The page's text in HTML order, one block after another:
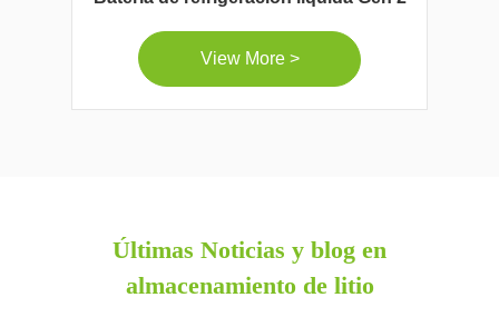
View More >
Últimas Noticias y blog en
almacenamiento de litio